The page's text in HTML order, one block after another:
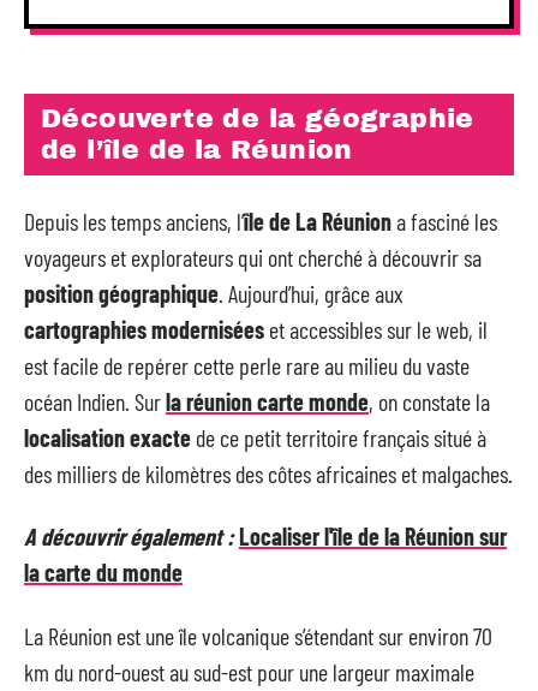
Découverte de la géographie
de l’île de la Réunion
Depuis les temps anciens, l’île de La Réuniona fasciné les
voyageurs et explorateurs qui ont cherché à découvrir sa
position géographique . Aujourd’hui, grâce aux
cartographies modernisées et accessibles sur le web, il
est facile de repérer cette perle rare au milieu du vaste
océan Indien. Surla réunion carte monde, on constate la
localisation exacte de ce petit territoire français situé à
des milliers de kilomètres des côtes africaines et malgaches.
A découvrir également :Localiser l'île de la Réunion sur
la carte du monde
La Réunion est une île volcanique s’étendant sur environ 70
km du nord-ouest au sud-est pour une largeur maximale